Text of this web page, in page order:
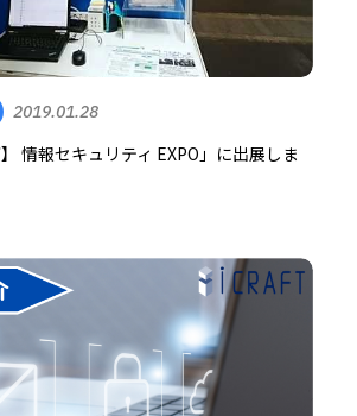
2019.01.28
情報セキュリティ EXPO」に出展しま